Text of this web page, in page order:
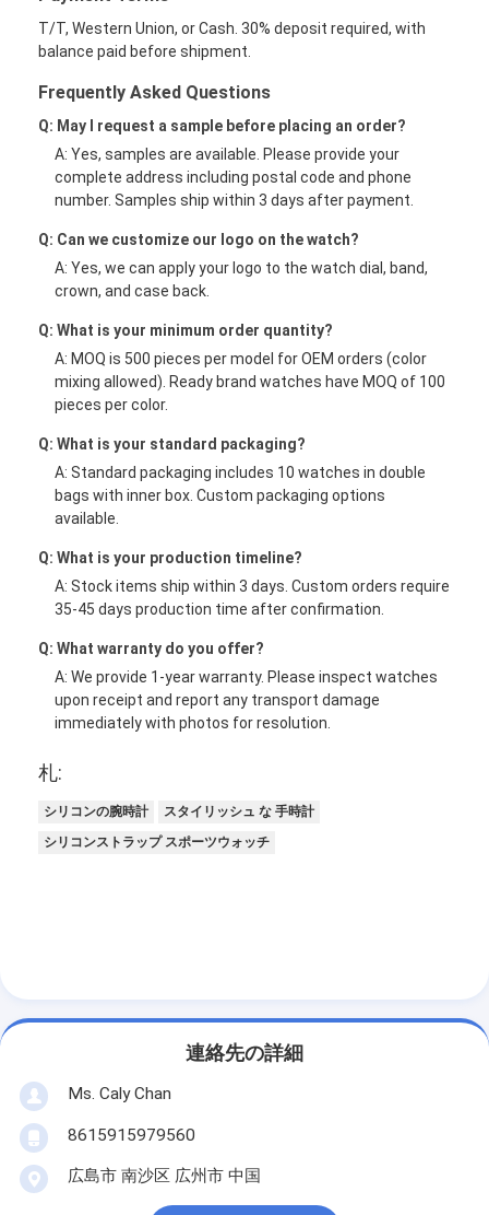
T/T, Western Union, or Cash. 30% deposit required, with
balance paid before shipment.
Frequently Asked Questions
Q: May I request a sample before placing an order?
A: Yes, samples are available. Please provide your
complete address including postal code and phone
number. Samples ship within 3 days after payment.
Q: Can we customize our logo on the watch?
A: Yes, we can apply your logo to the watch dial, band,
crown, and case back.
Q: What is your minimum order quantity?
A: MOQ is 500 pieces per model for OEM orders (color
mixing allowed). Ready brand watches have MOQ of 100
pieces per color.
Q: What is your standard packaging?
A: Standard packaging includes 10 watches in double
bags with inner box. Custom packaging options
available.
Q: What is your production timeline?
A: Stock items ship within 3 days. Custom orders require
35-45 days production time after confirmation.
Q: What warranty do you offer?
A: We provide 1-year warranty. Please inspect watches
upon receipt and report any transport damage
immediately with photos for resolution.
札:
シリコンの腕時計
スタイリッシュ な 手時計
シリコンストラップ スポーツウォッチ
連絡先の詳細
Ms. Caly Chan
8615915979560
広島市 南沙区 広州市 中国